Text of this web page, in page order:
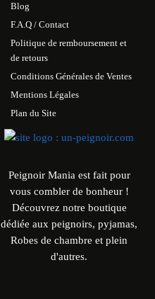
Blog
F.A.Q / Contact
Politique de remboursement et
de retours
Conditions Générales de Ventes
Mentions Légales
Plan du Site
Peignoir Mania est fait pour
vous combler de bonheur !
Découvrez notre boutique
dédiée aux peignoirs, pyjamas,
Robes de chambre et plein
d'autres.